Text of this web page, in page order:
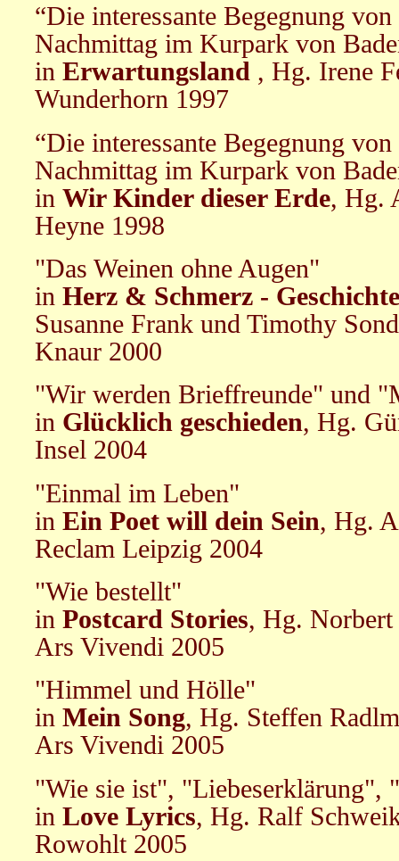
“Die interessante Begegnung
Nachmittag im Kurpark von
in Erwartungsland , Hg. Irene
Wunderhorn 1997
“Die interessante Begegnung
Nachmittag im Kurpark von
in Wir Kinder dieser Erde, Hg.
Heyne 1998
"Das Weinen ohne Augen"
in Herz & Schmerz -
Susanne Frank und Timothy
Knaur 2000
"Wir werden Brieffreunde" und
in Glücklich geschieden, Hg.
Insel 2004
"Einmal im Leben"
in Ein Poet will dein Sein, Hg.
Reclam Leipzig 2004
"Wie bestellt"
in Postcard Stories, Hg. Norbert
Ars Vivendi 2005
"Himmel und Hölle"
in Mein Song, Hg. Steffen
Ars Vivendi 2005
"Wie sie ist", "Liebeserklärung",
in Love Lyrics, Hg. Ralf
Rowohlt 2005